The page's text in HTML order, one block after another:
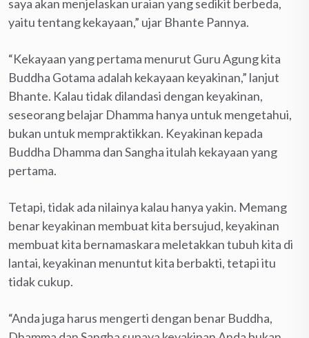
saya akan menjelaskan uraian yang sedikit berbeda,
yaitu tentang kekayaan,” ujar Bhante Pannya.
“Kekayaan yang pertama menurut Guru Agung kita
Buddha Gotama adalah kekayaan keyakinan,” lanjut
Bhante. Kalau tidak dilandasi dengan keyakinan,
seseorang belajar Dhamma hanya untuk mengetahui,
bukan untuk mempraktikkan. Keyakinan kepada
Buddha Dhamma dan Sangha itulah kekayaan yang
pertama.
Tetapi, tidak ada nilainya kalau hanya yakin. Memang
benar keyakinan membuat kita bersujud, keyakinan
membuat kita bernamaskara meletakkan tubuh kita di
lantai, keyakinan menuntut kita berbakti, tetapi itu
tidak cukup.
“Anda juga harus mengerti dengan benar Buddha,